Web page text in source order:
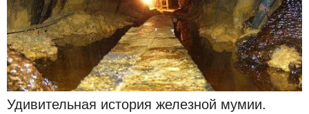
Удивительная история железной мумии.